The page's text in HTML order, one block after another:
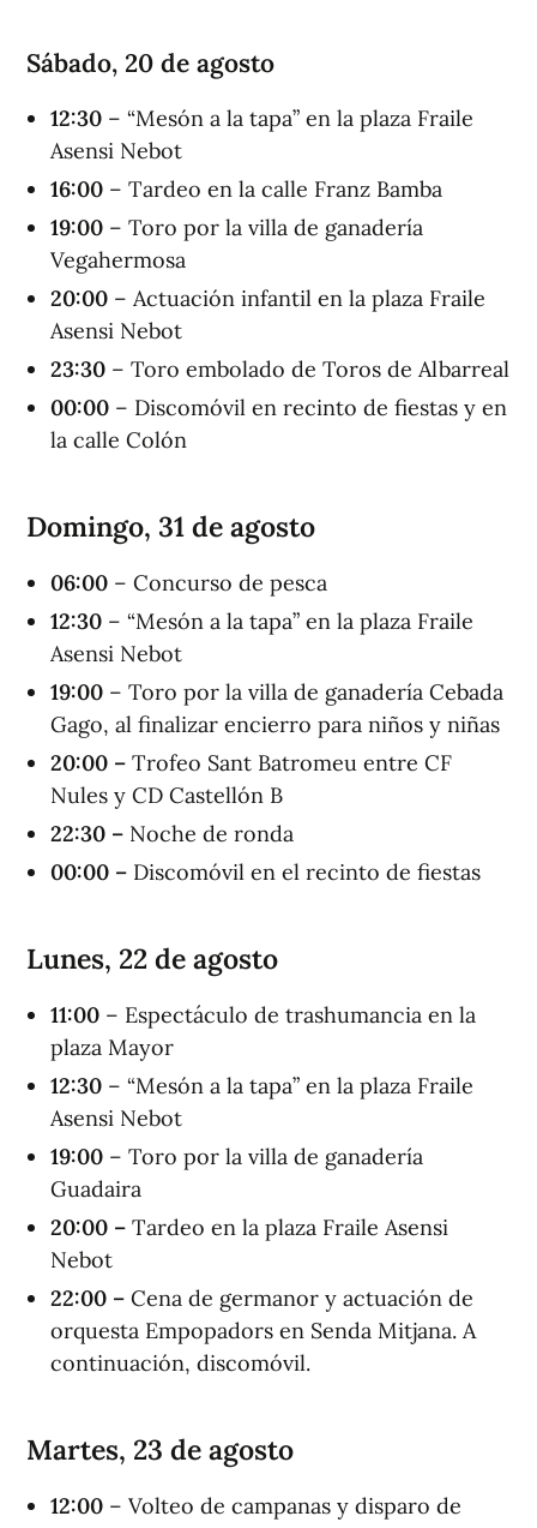
Sábado, 20 de agosto
12:30 – “Mesón a la tapa” en la plaza Fraile
Asensi Nebot
16:00 – Tardeo en la calle Franz Bamba
19:00 – Toro por la villa de ganadería
Vegahermosa
20:00 – Actuación infantil en la plaza Fraile
Asensi Nebot
23:30 – Toro embolado de Toros de Albarreal
00:00 – Discomóvil en recinto de fiestas y en
la calle Colón
Domingo, 31 de agosto
06:00 – Concurso de pesca
12:30 – “Mesón a la tapa” en la plaza Fraile
Asensi Nebot
19:00 – Toro por la villa de ganadería Cebada
Gago, al finalizar encierro para niños y niñas
20:00 – Trofeo Sant Batromeu entre CF
Nules y CD Castellón B
22:30 – Noche de ronda
00:00 – Discomóvil en el recinto de fiestas
Lunes, 22 de agosto
11:00 – Espectáculo de trashumancia en la
plaza Mayor
12:30 – “Mesón a la tapa” en la plaza Fraile
Asensi Nebot
19:00 – Toro por la villa de ganadería
Guadaira
20:00 – Tardeo en la plaza Fraile Asensi
Nebot
22:00 – Cena de germanor y actuación de
orquesta Empopadors en Senda Mitjana. A
continuación, discomóvil.
Martes, 23 de agosto
12:00 – Volteo de campanas y disparo de